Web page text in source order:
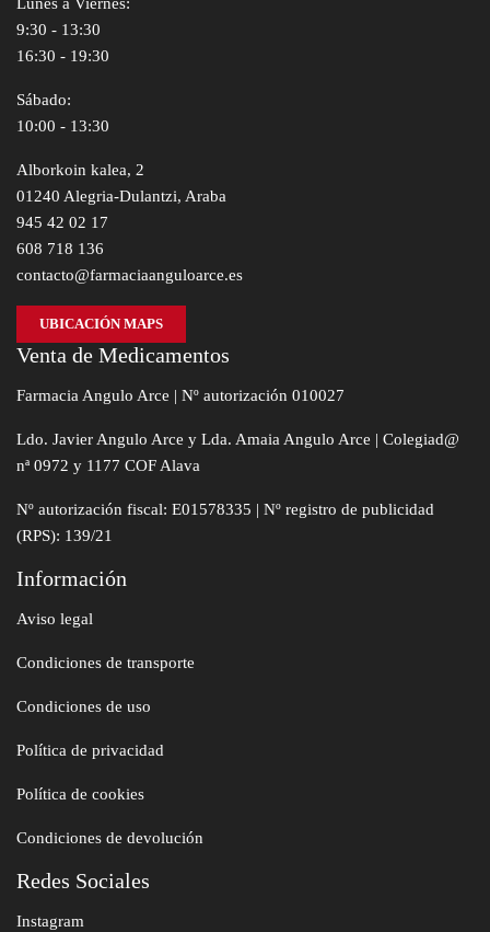
Lunes a Viernes:
9:30 - 13:30
16:30 - 19:30
Sábado:
10:00 - 13:30
Alborkoin kalea, 2
01240 Alegria-Dulantzi, Araba
945 42 02 17
608 718 136
contacto@farmaciaanguloarce.es
UBICACIÓN MAPS
Venta de Medicamentos
Farmacia Angulo Arce | Nº autorización 010027
Ldo. Javier Angulo Arce y Lda. Amaia Angulo Arce | Colegiad@
nª 0972 y 1177 COF Alava
Nº autorización fiscal: E01578335 | Nº registro de publicidad
(RPS): 139/21
Información
Aviso legal
Condiciones de transporte
Condiciones de uso
Política de privacidad
Política de cookies
Condiciones de devolución
Redes Sociales
Instagram